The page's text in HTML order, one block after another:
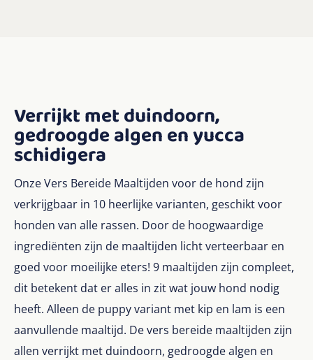
Verrijkt met duindoorn,
gedroogde algen en yucca
schidigera
Onze Vers Bereide Maaltijden voor de hond zijn
verkrijgbaar in 10 heerlijke varianten, geschikt voor
honden van alle rassen. Door de hoogwaardige
ingrediënten zijn de maaltijden licht verteerbaar en
goed voor moeilijke eters! 9 maaltijden zijn compleet,
dit betekent dat er alles in zit wat jouw hond nodig
heeft. Alleen de puppy variant met kip en lam is een
aanvullende maaltijd. De vers bereide maaltijden zijn
allen verrijkt met duindoorn, gedroogde algen en